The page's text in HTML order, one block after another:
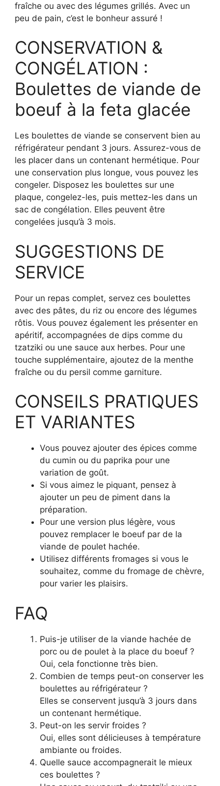
fraîche ou avec des légumes grillés. Avec un
peu de pain, c’est le bonheur assuré !
CONSERVATION &
CONGÉLATION :
Boulettes de viande de
boeuf à la feta glacée
Les boulettes de viande se conservent bien au
réfrigérateur pendant 3 jours. Assurez-vous de
les placer dans un contenant hermétique. Pour
une conservation plus longue, vous pouvez les
congeler. Disposez les boulettes sur une
plaque, congelez-les, puis mettez-les dans un
sac de congélation. Elles peuvent être
congelées jusqu’à 3 mois.
SUGGESTIONS DE
SERVICE
Pour un repas complet, servez ces boulettes
avec des pâtes, du riz ou encore des légumes
rôtis. Vous pouvez également les présenter en
apéritif, accompagnées de dips comme du
tzatziki ou une sauce aux herbes. Pour une
touche supplémentaire, ajoutez de la menthe
fraîche ou du persil comme garniture.
CONSEILS PRATIQUES
ET VARIANTES
Vous pouvez ajouter des épices comme
du cumin ou du paprika pour une
variation de goût.
Si vous aimez le piquant, pensez à
ajouter un peu de piment dans la
préparation.
Pour une version plus légère, vous
pouvez remplacer le boeuf par de la
viande de poulet hachée.
Utilisez différents fromages si vous le
souhaitez, comme du fromage de chèvre,
pour varier les plaisirs.
FAQ
Puis-je utiliser de la viande hachée de
porc ou de poulet à la place du boeuf ?
Oui, cela fonctionne très bien.
Combien de temps peut-on conserver les
boulettes au réfrigérateur ?
Elles se conservent jusqu’à 3 jours dans
un contenant hermétique.
Peut-on les servir froides ?
Oui, elles sont délicieuses à température
ambiante ou froides.
Quelle sauce accompagnerait le mieux
ces boulettes ?